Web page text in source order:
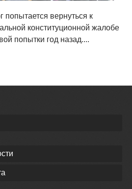
вернуться к
конституционной жалобе
попытки год назад....